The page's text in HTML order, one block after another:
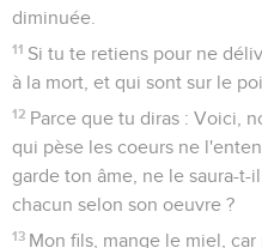
diminuée.
11 Si tu te retiens pour ne
à la mort, et qui sont sur le
12 Parce que tu diras : Voici,
qui pèse les coeurs ne
garde ton âme, ne le saura-
chacun selon son oeuvre ?
13 Mon fils, mange le miel,